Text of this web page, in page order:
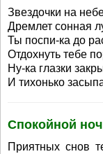
Звездочки на
Дремлет сонная
Ты поспи-ка до
Отдохнуть тебе
Ну-ка глазки
И тихонько
Спокойной
Приятных снов